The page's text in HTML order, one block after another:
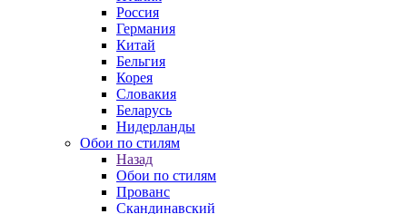
Россия
Германия
Китай
Бельгия
Корея
Словакия
Беларусь
Нидерланды
Обои по стилям
Назад
Обои по стилям
Прованс
Скандинавский